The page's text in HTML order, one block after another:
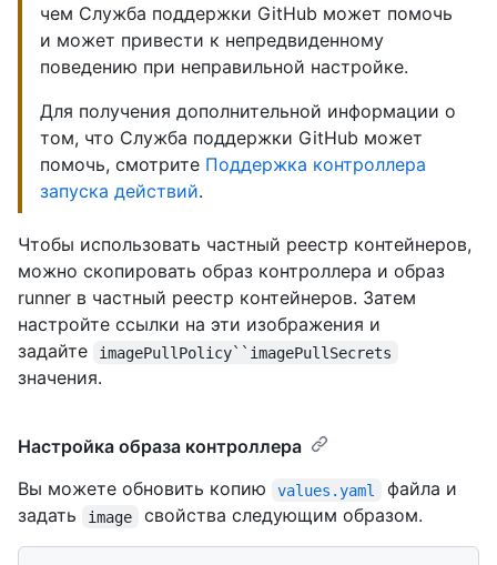
чем Служба поддержки GitHub может помочь
и может привести к непредвиденному
поведению при неправильной настройке.
Для получения дополнительной информации о
том, что Служба поддержки GitHub может
помочь, смотрите Поддержка контроллера
запуска действий.
Чтобы использовать частный реестр контейнеров,
можно скопировать образ контроллера и образ
runner в частный реестр контейнеров. Затем
настройте ссылки на эти изображения и
задайте
imagePullPolicy``imagePullSecrets
значения.
Настройка образа контроллера
Вы можете обновить копию
values.yaml
файла и
задать
image свойства следующим образом.